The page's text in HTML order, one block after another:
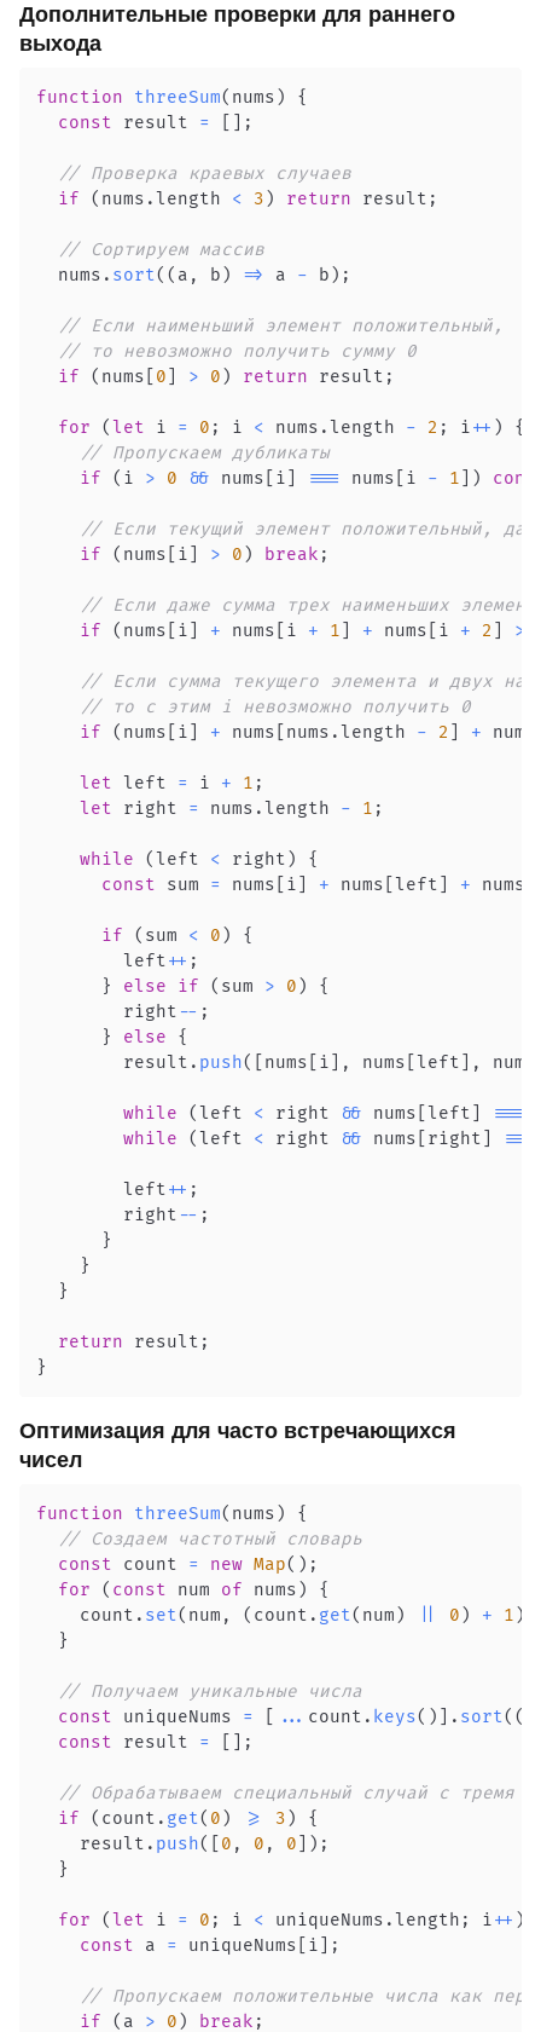
Дополнительные проверки для раннего
выхода
function threeSum( nums )
{
const result = ;
// Проверка краевых случаев
if
( nums .length < 3 ) return result ;
// Сортируем массив
  nums
. sort( ( a , b ) => a - b ) ;
// Если наименьший элемент положительный,
// то невозможно получить сумму 0
if
( nums 0 > 0 ) return result ;
for (let i = 0 ; i < nums .length - 2 ; i++ )
{
// Пропускаем дубликаты
if
( i > 0 && nums i === nums i - 1 )
// Если текущий элемент положительный,
if
( nums i > 0 ) break ;
// Если даже сумма трех наименьших
if
( nums i + nums i + 1 + nums i + 2 >
// Если сумма текущего элемента и двух
// то с этим i невозможно получить 0
if
( nums i + nums nums .length - 2 + nums
let left = i + 1 ;
let right = nums .length - 1 ;
while (left < right )
{
const sum = nums i + nums left + nums
if ( sum < 0 )
{
        left
++ ;
}
else if ( sum > 0 )
{
        right
-- ;
}
else
{
        result
. push( nums i , nums left , nums
while (left < right && nums left ===
while
(left < right && nums right ===
        left
++ ;
        right
-- ;
}
}
}
return result ;
}
Оптимизация для часто встречающихся
чисел
function threeSum( nums )
{
// Создаем частотный словарь
const count = new Map( ) ;
for
( const num of nums )
{
    count
. set( num , ( count . get( num ) 0 ) + 1 )
}
// Получаем уникальные числа
const uniqueNums = ... count . keys( ) . sort( (
const result = ;
// Обрабатываем специальный случай с тремя
if
( count . get( 0 ) >= 3 )
{
    result
. push( 0 , 0 , 0 ) ;
}
for (let i = 0 ; i < uniqueNums .length ; i++ )
const a = uniqueNums i ;
// Пропускаем положительные числа как
if
( a > 0 ) break ;